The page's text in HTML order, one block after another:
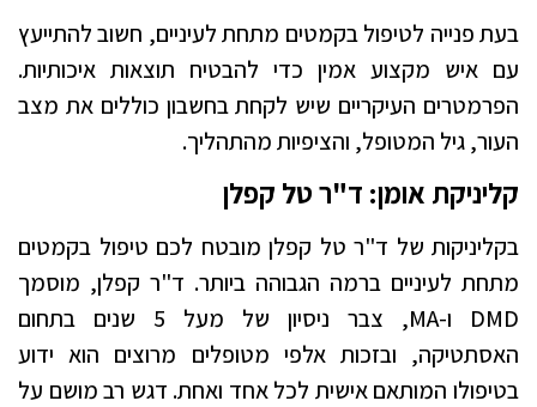
בעת פנייה לטיפול בקמטים מתחת לעיניים, חשוב להתייעץ
עם איש מקצוע אמין כדי להבטיח תוצאות איכותיות.
הפרמטרים העיקריים שיש לקחת בחשבון כוללים את מצב
העור, גיל המטופל, והציפיות מהתהליך.
קליניקת אומן: ד"ר טל קפלן
בקליניקות של ד"ר טל קפלן מובטח לכם טיפול בקמטים
מתחת לעיניים ברמה הגבוהה ביותר. ד"ר קפלן, מוסמך
DMD ו-MA, צבר ניסיון של מעל 5 שנים בתחום
האסתטיקה, ובזכות אלפי מטופלים מרוצים הוא ידוע
בטיפולו המותאם אישית לכל אחד ואחת. דגש רב מושם על